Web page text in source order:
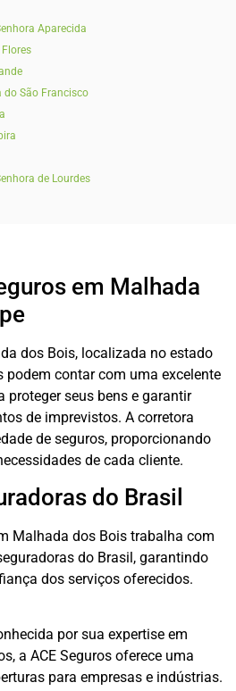
Aparecida
do São Francisco
de Lourdes
em Malhada
dos Bois, localizada no estado
podem contar com uma excelente
proteger seus bens e garantir
de imprevistos. A corretora
de seguros, proporcionando
de cada cliente.
do Brasil
Malhada dos Bois trabalha com
do Brasil, garantindo
dos serviços oferecidos.
por sua expertise em
a ACE Seguros oferece uma
para empresas e indústrias.